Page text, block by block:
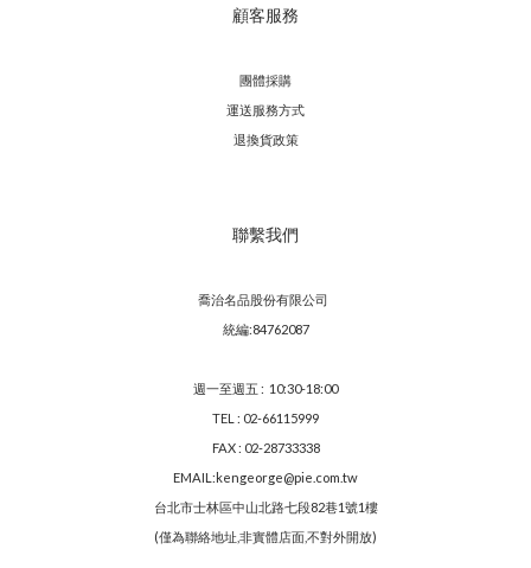
顧客服務
團體採購
運送服務方式
退換貨政策
聯繫我們
喬治名品股份有限公司
統編:84762087
週一至週五 : 10:30-18:00
TEL : 02-66115999
FAX : 02-28733338
EMAIL:kengeorge@pie.com.tw
台北市士林區中山北路七段82巷1號1樓
(僅為聯絡地址,非實體店面,不對外開放)